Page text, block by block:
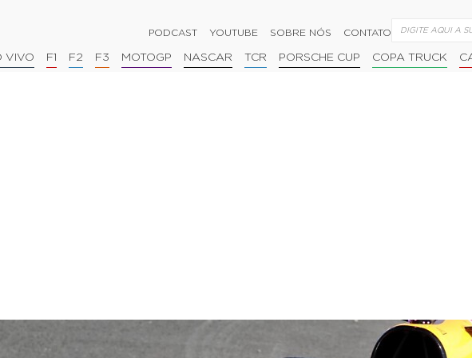
PODCAST YOUTUBE SOBRE NÓS CONTATO
VIVO F1 F2 F3 MOTOGP NASCAR TCR PORSCHE CUP COPA TRUCK